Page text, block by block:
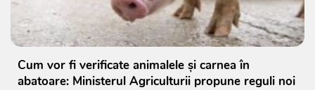
Cum vor fi verificate animalele și carnea în
abatoare: Ministerul Agriculturii propune reguli noi